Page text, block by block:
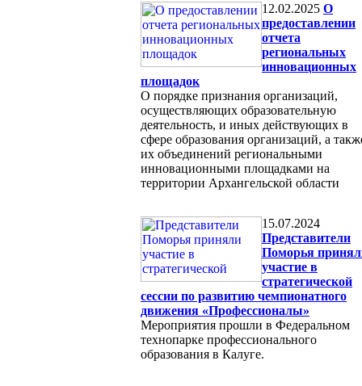
12.02.2025 О
предоставлении
отчета
региональных
инновационных
площадок
О порядке признания организаций,
осуществляющих образовательную
деятельность, и иных действующих в
сфере образования организаций, а
их объединений региональными
инновационными площадками на
территории Архангельской области
15.07.2024
Представители
Поморья
участие в
стратегической
сессии по развитию чемпионатного
движения «Профессионалы»
Мероприятия прошли в Федеральном
технопарке профессионального
образования в Калуге.